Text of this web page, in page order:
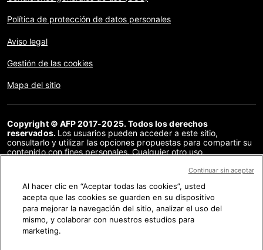
Política de protección de datos personales
Aviso legal
Gestión de las cookies
Mapa del sitio
Copyright © AFP 2017-2025. Todos los derechos
reservados. Los usuarios pueden acceder a este sitio,
consultarlo y utilizar las opciones propuestas para compartir su
contenido con fines personales. Cualquier otro uso,
distribución del contenido de este sitio, en su totalidad o en
acuerdo específico firmado con la AFP, está estrictamente
prohibido. Los elementos analizados en cada verificación se
presentan o se enlazan en tanto en cuanto son necesarios para
la correcta comprensión de la verificación en cuestión. La AFP
no cuenta con derechos sobre los autores ni sobre los
propietarios del copyright de estos contenidos de terceras
Al hacer clic en “Aceptar todas las cookies”, usted
acepta que las cookies se guarden en su dispositivo
para mejorar la navegación del sitio, analizar el uso del
mismo, y colaborar con nuestros estudios para
marketing.
Continuar sin aceptar